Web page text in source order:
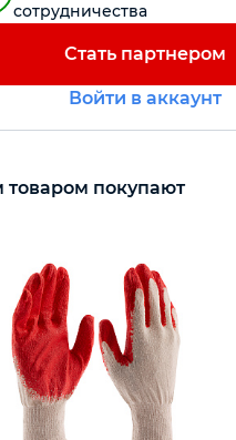
инструмент
сотрудничества
Стать партнером
Войти в аккаунт
товаром покупают